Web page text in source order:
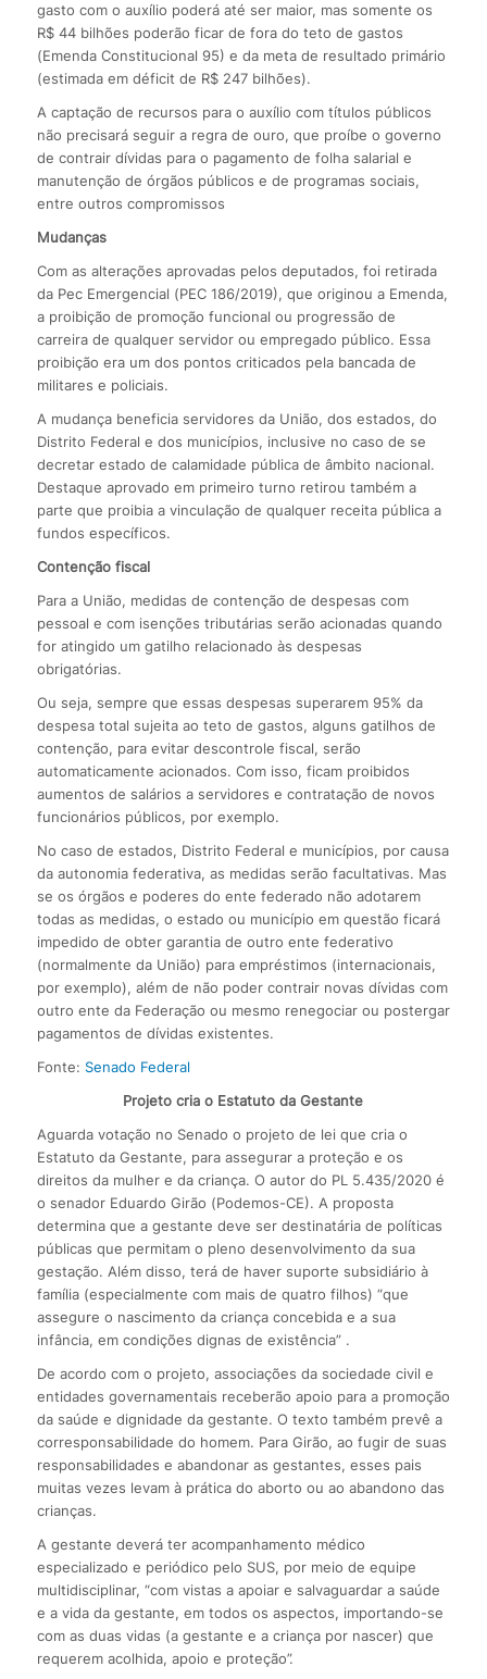
gasto com o auxílio poderá até ser maior, mas somente os
R$ 44 bilhões poderão ficar de fora do teto de gastos
(Emenda Constitucional 95) e da meta de resultado primário
(estimada em déficit de R$ 247 bilhões).
A captação de recursos para o auxílio com títulos públicos
não precisará seguir a regra de ouro, que proíbe o governo
de contrair dívidas para o pagamento de folha salarial e
manutenção de órgãos públicos e de programas sociais,
entre outros compromissos
Mudanças
Com as alterações aprovadas pelos deputados, foi retirada
da Pec Emergencial (PEC 186/2019), que originou a Emenda,
a proibição de promoção funcional ou progressão de
carreira de qualquer servidor ou empregado público. Essa
proibição era um dos pontos criticados pela bancada de
militares e policiais.
A mudança beneficia servidores da União, dos estados, do
Distrito Federal e dos municípios, inclusive no caso de se
decretar estado de calamidade pública de âmbito nacional.
Destaque aprovado em primeiro turno retirou também a
parte que proibia a vinculação de qualquer receita pública a
fundos específicos.
Contenção fiscal
Para a União, medidas de contenção de despesas com
pessoal e com isenções tributárias serão acionadas quando
for atingido um gatilho relacionado às despesas
obrigatórias.
Ou seja, sempre que essas despesas superarem 95% da
despesa total sujeita ao teto de gastos, alguns gatilhos de
contenção, para evitar descontrole fiscal, serão
automaticamente acionados. Com isso, ficam proibidos
aumentos de salários a servidores e contratação de novos
funcionários públicos, por exemplo.
No caso de estados, Distrito Federal e municípios, por causa
da autonomia federativa, as medidas serão facultativas. Mas
se os órgãos e poderes do ente federado não adotarem
todas as medidas, o estado ou município em questão ficará
impedido de obter garantia de outro ente federativo
(normalmente da União) para empréstimos (internacionais,
por exemplo), além de não poder contrair novas dívidas com
outro ente da Federação ou mesmo renegociar ou postergar
pagamentos de dívidas existentes.
Fonte: Senado Federal
Projeto cria o Estatuto da Gestante
Aguarda votação no Senado o projeto de lei que cria o
Estatuto da Gestante, para assegurar a proteção e os
direitos da mulher e da criança. O autor do PL 5.435/2020 é
o senador Eduardo Girão (Podemos-CE). A proposta
determina que a gestante deve ser destinatária de políticas
públicas que permitam o pleno desenvolvimento da sua
gestação. Além disso, terá de haver suporte subsidiário à
família (especialmente com mais de quatro filhos) “que
assegure o nascimento da criança concebida e a sua
infância, em condições dignas de existência” .
De acordo com o projeto, associações da sociedade civil e
entidades governamentais receberão apoio para a promoção
da saúde e dignidade da gestante. O texto também prevê a
corresponsabilidade do homem. Para Girão, ao fugir de suas
responsabilidades e abandonar as gestantes, esses pais
muitas vezes levam à prática do aborto ou ao abandono das
crianças.
A gestante deverá ter acompanhamento médico
especializado e periódico pelo SUS, por meio de equipe
multidisciplinar, “com vistas a apoiar e salvaguardar a saúde
e a vida da gestante, em todos os aspectos, importando-se
com as duas vidas (a gestante e a criança por nascer) que
requerem acolhida, apoio e proteção”.